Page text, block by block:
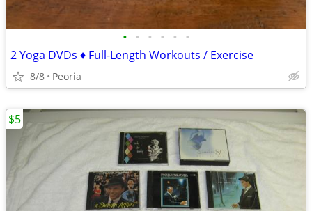
• • • • • •
2 Yoga DVDs ♦ Full-Length Workouts / Exercise
8/8 Peoria
$5